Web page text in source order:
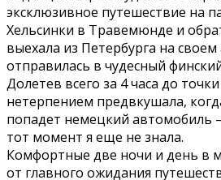
эксклюзивное путешествие на
Хельсинки в Травемюнде и
выехала из Петербурга на
отправилась в чудесный
Долетев всего за 4 часа до
нетерпением предвкушала,
попадет немецкий автомобиль
тот момент я еще не знала.
Комфортные две ночи и день в
от главного ожидания